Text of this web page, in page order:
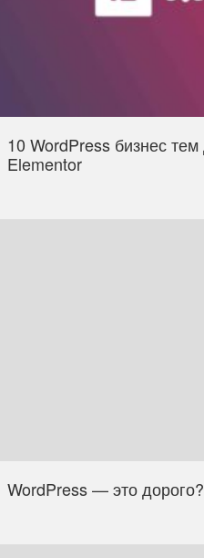
10 WordPress бизнес тем
Elementor
WordPress — это дорого?